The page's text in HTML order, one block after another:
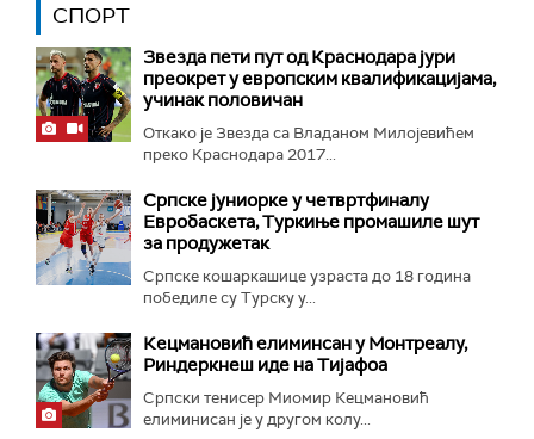
СПОРТ
Звезда пети пут од Краснодара јури
преокрет у европским квалификацијама,
учинак половичан
Откако је Звезда са Владаном Милојевићем
преко Краснодара 2017...
Српске јуниорке у четвртфиналу
Евробаскета, Туркиње промашиле шут
за продужетак
Српске кошаркашице узраста до 18 година
победиле су Турску у...
Кецмановић елиминсан у Монтреалу,
Риндеркнеш иде на Тијафоа
Српски тенисер Миомир Кецмановић
елиминисан је у другом колу...